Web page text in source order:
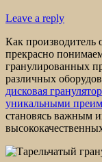
Leave a reply
Как производитель
прекрасно
гранулированных
различных
дисковая
уникальными
становясь важным